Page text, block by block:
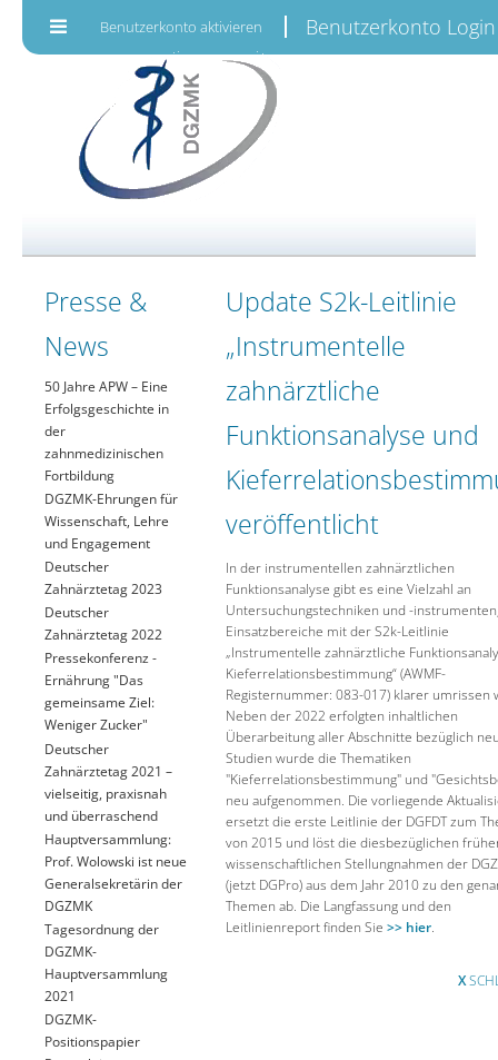
Benutzerkonto aktivieren Benutzerkonto Login
Presse &
News
50 Jahre APW – Eine
Erfolgsgeschichte in
der
zahnmedizinischen
Fortbildung
DGZMK-Ehrungen für
Wissenschaft, Lehre
und Engagement
Deutscher
Zahnärztetag 2023
Deutscher
Zahnärztetag 2022
Pressekonferenz -
Ernährung "Das
gemeinsame Ziel:
Weniger Zucker"
Deutscher
Zahnärztetag 2021 –
vielseitig, praxisnah
und überraschend
Hauptversammlung:
Prof. Wolowski ist neue
Generalsekretärin der
DGZMK
Tagesordnung der
DGZMK-
Hauptversammlung
2021
DGZMK-
Positionspapier
Update S2k-Leitlinie
„Instrumentelle
zahnärztliche
Funktionsanalyse und
veröffentlicht
In der instrumentellen zahnärztlichen
Funktionsanalyse gibt es eine Vielzahl an
Untersuchungstechniken und -
Einsatzbereiche mit der S2k-Leitlinie
„Instrumentelle zahnärztliche
Kieferrelationsbestimmung“ (AWMF-
Registernummer: 083-017) klarer umrissen
Neben der 2022 erfolgten inhaltlichen
Überarbeitung aller Abschnitte bezüglich
Studien wurde die Thematiken
"Kieferrelationsbestimmung" und
neu aufgenommen. Die vorliegende
ersetzt die erste Leitlinie der DGFDT zum
von 2015 und löst die diesbezüglichen
wissenschaftlichen Stellungnahmen der
(jetzt DGPro) aus dem Jahr 2010 zu den
Themen ab. Die Langfassung und den
Leitlinienreport finden Sie>> hier
X